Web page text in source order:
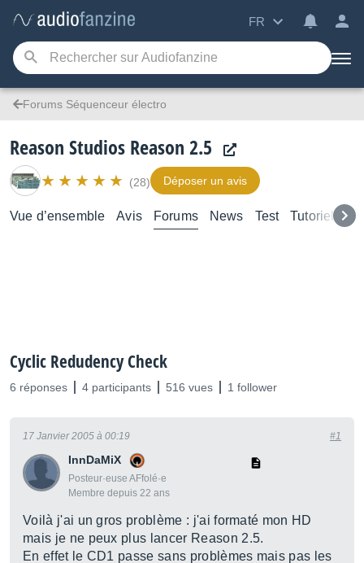
FR
Forums Séquenceur électro
Reason Studios Reason 2.5
(28) Déposer un avis
Vue d’ensemble Avis Forums News Test Tutoriels
Cyclic Redudency Check
6 réponses 4 participants 516 vues 1 follower
InnDaMiX
Posteur·euse AFfolé·e
Membre depuis 22 ans
17 Janvier 2005 à 00:19 #1
Voilà j'ai un gros problème : j'ai formaté mon HD
mais je ne peux plus lancer Reason 2.5.
En effet le CD1 passe sans problèmes mais pas les